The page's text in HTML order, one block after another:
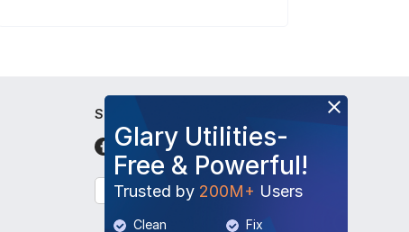
Glary Utilities-
Free & Powerful!
Trusted by 200M+ Users
Clean Fix
Seguici
Italiano